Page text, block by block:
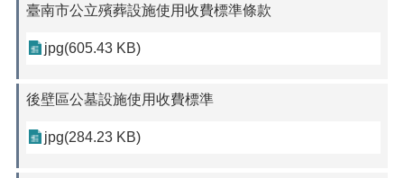
臺南市公立殯葬設施使用收費標準條款
jpg(605.43 KB)
後壁區公墓設施使用收費標準
jpg(284.23 KB)